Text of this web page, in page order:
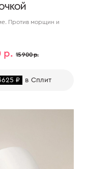
Против морщин и
15 900 р.
р.
₽ в Сплит